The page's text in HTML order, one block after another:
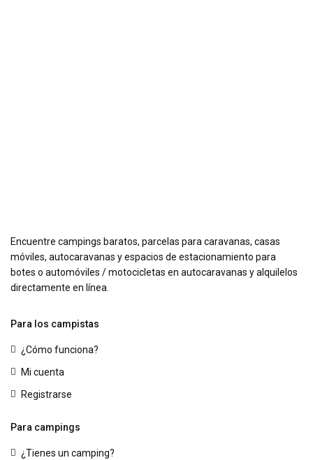
Encuentre campings baratos, parcelas para caravanas, casas
móviles, autocaravanas y espacios de estacionamiento para
botes o automóviles / motocicletas en autocaravanas y alquilelos
directamente en línea.
Para los campistas
¿Cómo funciona?
Mi cuenta
Registrarse
Para campings
¿Tienes un camping?